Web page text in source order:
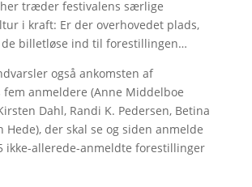
træder festivalens særlige
i kraft: Er der overhovedet plads,
de billetløse ind til forestillingen…
også ankomsten af
fem anmeldere (Anne Middelboe
Dahl, Randi K. Pedersen, Betina
Hede), der skal se og siden anmelde
ikke-allerede-anmeldte forestillinger